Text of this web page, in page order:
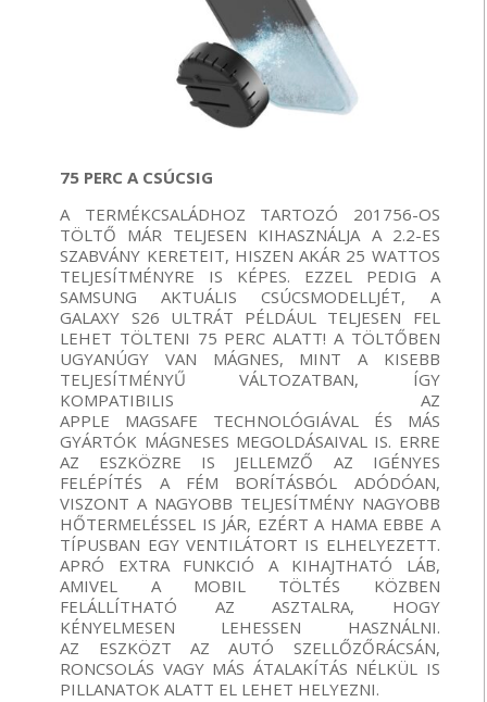
75 PERC A CSÚCSIG
A TERMÉKCSALÁDHOZ TARTOZÓ 201756-OS
TÖLTŐ MÁR TELJESEN KIHASZNÁLJA A 2.2-ES
SZABVÁNY KERETEIT, HISZEN AKÁR 25 WATTOS
TELJESÍTMÉNYRE IS KÉPES. EZZEL PEDIG A
SAMSUNG AKTUÁLIS CSÚCSMODELLJÉT, A
GALAXY S26 ULTRÁT PÉLDÁUL TELJESEN FEL
LEHET TÖLTENI 75 PERC ALATT! A TÖLTŐBEN
UGYANÚGY VAN MÁGNES, MINT A KISEBB
TELJESÍTMÉNYŰ VÁLTOZATBAN, ÍGY
KOMPATIBILIS AZ
APPLE MAGSAFE TECHNOLÓGIÁVAL ÉS MÁS
GYÁRTÓK MÁGNESES MEGOLDÁSAIVAL IS. ERRE
AZ ESZKÖZRE IS JELLEMZŐ AZ IGÉNYES
FELÉPÍTÉS A FÉM BORÍTÁSBÓL ADÓDÓAN,
VISZONT A NAGYOBB TELJESÍTMÉNY NAGYOBB
HŐTERMELÉSSEL IS JÁR, EZÉRT A HAMA EBBE A
TÍPUSBAN EGY VENTILÁTORT IS ELHELYEZETT.
APRÓ EXTRA FUNKCIÓ A KIHAJTHATÓ LÁB,
AMIVEL A MOBIL TÖLTÉS KÖZBEN
FELÁLLÍTHATÓ AZ ASZTALRA, HOGY
KÉNYELMESEN LEHESSEN HASZNÁLNI.
AZ ESZKÖZT AZ AUTÓ SZELLŐZŐRÁCSÁN,
RONCSOLÁS VAGY MÁS ÁTALAKÍTÁS NÉLKÜL IS
PILLANATOK ALATT EL LEHET HELYEZNI.